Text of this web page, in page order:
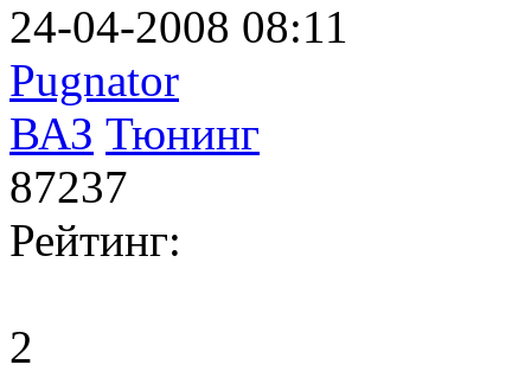
24-04-2008 08:11
Pugnator
ВАЗ Тюнинг
87237
Рейтинг:
2